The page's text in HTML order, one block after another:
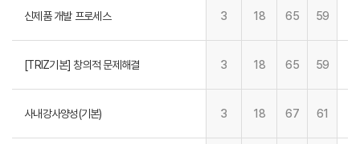
신제품 개발 프로세스 3 18 65 59
[TRIZ기본] 창의적 문제해결 3 18 65 59
사내강사양성(기본) 3 18 67 61